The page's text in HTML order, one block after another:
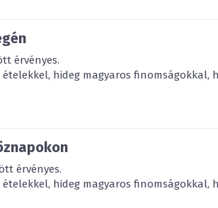
érvényes.
hideg magyaros finomságokkal,
érvényes.
hideg magyaros finomságokkal,